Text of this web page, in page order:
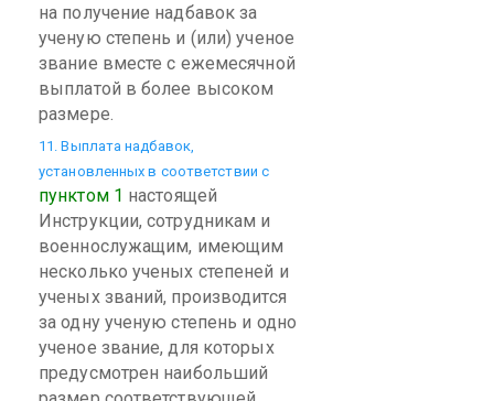
на получение надбавок за
ученую степень и (или) ученое
звание вместе с ежемесячной
выплатой в более высоком
размере.
11. Выплата надбавок,
установленных в соответствии с
пунктом 1 настоящей
Инструкции, сотрудникам и
военнослужащим, имеющим
несколько ученых степеней и
ученых званий, производится
за одну ученую степень и одно
ученое звание, для которых
предусмотрен наибольший